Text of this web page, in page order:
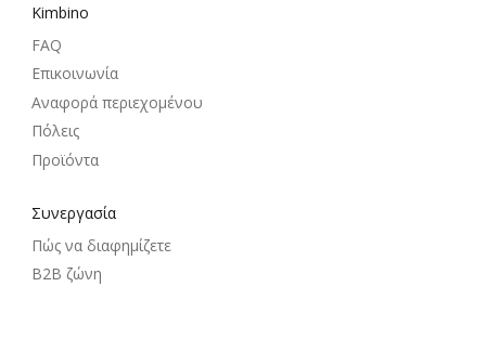
Kimbino
FAQ
Επικοινωνία
Αναφορά περιεχομένου
Πόλεις
Προϊόντα
Συνεργασία
Πώς να διαφημίζετε
B2B ζώνη